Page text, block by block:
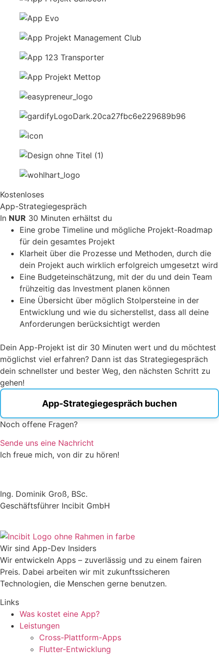
Kostenloses
App-Strategiegespräch
In NUR 30 Minuten erhältst du
Eine grobe Timeline und mögliche Projekt-Roadmap
für dein gesamtes Projekt
Klarheit über die Prozesse und Methoden, durch die
dein Projekt auch wirklich erfolgreich umgesetzt wird
Eine Budgeteinschätzung, mit der du und dein Team
frühzeitig das Investment planen können
Eine Übersicht über möglich Stolpersteine in der
Entwicklung und wie du sicherstellst, dass all deine
Anforderungen berücksichtigt werden
Dein App-Projekt ist dir 30 Minuten wert und du möchtest
möglichst viel erfahren? Dann ist das Strategiegespräch
dein schnellster und bester Weg, den nächsten Schritt zu
gehen!
App-Strategiegespräch buchen
Noch offene Fragen?
Sende uns eine Nachricht
Ich freue mich, von dir zu hören!
Ing. Dominik Groß, BSc.
Geschäftsführer Incibit GmbH
Wir sind App-Dev Insiders
Wir entwickeln Apps – zuverlässig und zu einem fairen
Preis. Dabei arbeiten wir mit zukunftssicheren
Technologien, die Menschen gerne benutzen.
Links
Was kostet eine App?
Leistungen
Cross-Plattform-Apps
Flutter-Entwicklung